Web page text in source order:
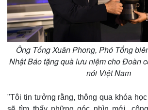
Kinh tế
Bất động sản
Khởi nghiệp
Thị trường
Giá vàng
Tiêu dùng
Tỷ giá
Chứng
Giá cà phê
Ông Tống Xuân Phong, Phó Tổng
Nhật Báo tặng quà lưu niệm cho Đoàn
nói Việt Nam
"Tôi tin tưởng rằng, thông qua khóa